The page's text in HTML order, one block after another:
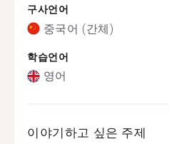
구사언어
중국어 (간체)
학습언어
영어
이야기하고 싶은 주제